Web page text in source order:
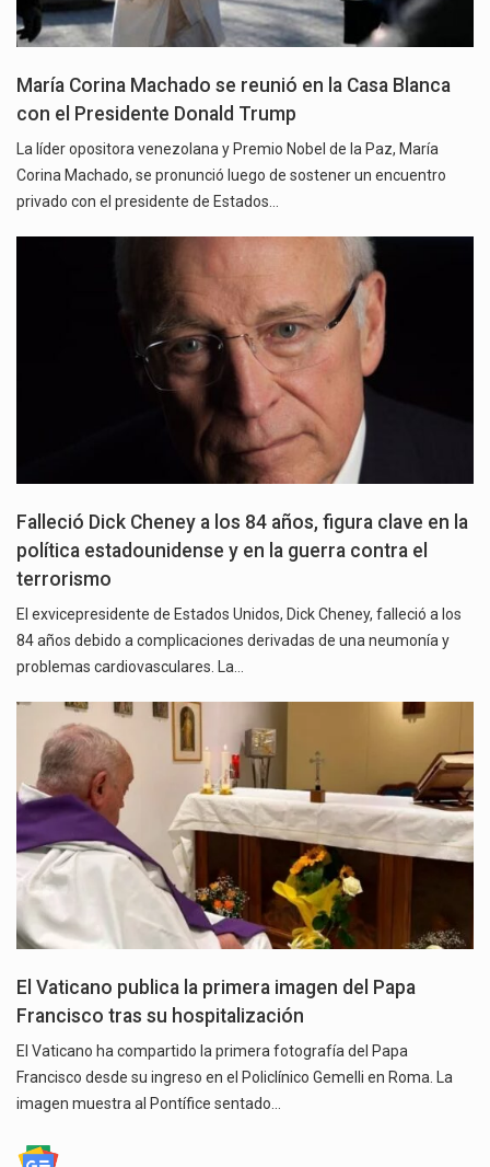
María Corina Machado se reunió en la Casa Blanca
con el Presidente Donald Trump
La líder opositora venezolana y Premio Nobel de la Paz, María
Corina Machado, se pronunció luego de sostener un encuentro
privado con el presidente de Estados…
Falleció Dick Cheney a los 84 años, figura clave en la
política estadounidense y en la guerra contra el
terrorismo
El exvicepresidente de Estados Unidos, Dick Cheney, falleció a los
84 años debido a complicaciones derivadas de una neumonía y
problemas cardiovasculares. La…
El Vaticano publica la primera imagen del Papa
Francisco tras su hospitalización
El Vaticano ha compartido la primera fotografía del Papa
Francisco desde su ingreso en el Policlínico Gemelli en Roma. La
imagen muestra al Pontífice sentado…